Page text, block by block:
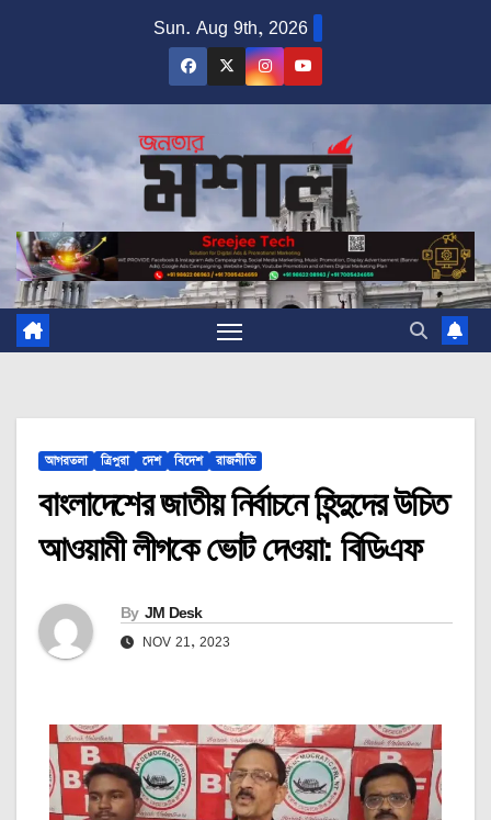
Sun. Aug 9th, 2026
আগরতলা ত্রিপুরা দেশ বিদেশ রাজনীতি
বাংলাদেশের জাতীয় নির্বাচনে হিন্দুদের উচিত
আওয়ামী লীগকে ভোট দেওয়া: বিডিএফ
By JM Desk
NOV 21, 2023